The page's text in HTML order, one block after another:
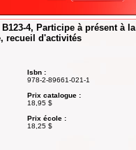
B123-4, Participe à présent à la
recueil d'activités
Isbn :
978-2-89661-021-1
Prix catalogue :
18,95 $
Prix école :
18,25 $